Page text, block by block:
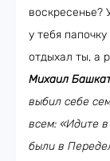
воскресенье?
у тебя
отдыхал ты, а
Михаил
выбил себе
всем: «Идите
были в